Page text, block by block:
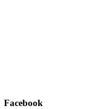
Facebook